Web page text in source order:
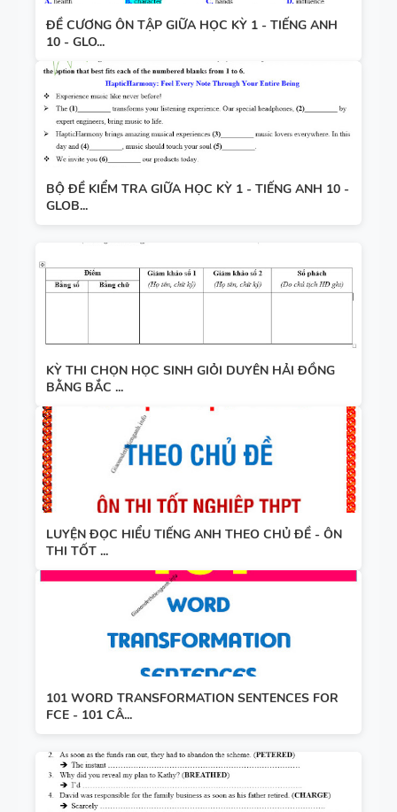
ĐỀ CƯƠNG ÔN TẬP GIỮA HỌC KỲ 1 - TIẾNG ANH
10 - GLO...
BỘ ĐỀ KIỂM TRA GIỮA HỌC KỲ 1 - TIẾNG ANH 10 -
GLOB...
KỲ THI CHỌN HỌC SINH GIỎI DUYÊN HẢI ĐỒNG
BẰNG BẮC ...
LUYỆN ĐỌC HIỂU TIẾNG ANH THEO CHỦ ĐỀ - ÔN
THI TỐT ...
101 WORD TRANSFORMATION SENTENCES FOR
FCE - 101 CÂ...